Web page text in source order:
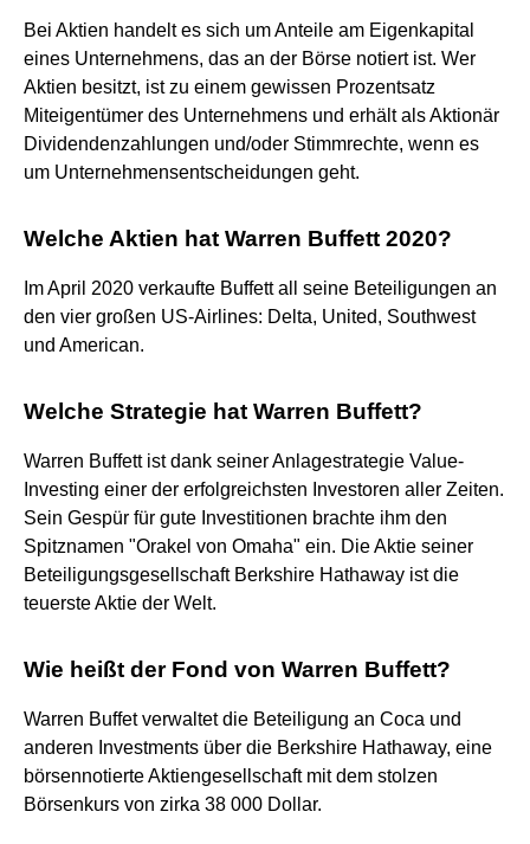
Bei Aktien handelt es sich um Anteile am Eigenkapital
eines Unternehmens, das an der Börse notiert ist. Wer
Aktien besitzt, ist zu einem gewissen Prozentsatz
Miteigentümer des Unternehmens und erhält als Aktionär
Dividendenzahlungen und/oder Stimmrechte, wenn es
um Unternehmensentscheidungen geht.
Welche Aktien hat Warren Buffett 2020?
Im April 2020 verkaufte Buffett all seine Beteiligungen an
den vier großen US-Airlines: Delta, United, Southwest
und American.
Welche Strategie hat Warren Buffett?
Warren Buffett ist dank seiner Anlagestrategie Value-
Investing einer der erfolgreichsten Investoren aller Zeiten.
Sein Gespür für gute Investitionen brachte ihm den
Spitznamen "Orakel von Omaha" ein. Die Aktie seiner
Beteiligungsgesellschaft Berkshire Hathaway ist die
teuerste Aktie der Welt.
Wie heißt der Fond von Warren Buffett?
Warren Buffet verwaltet die Beteiligung an Coca und
anderen Investments über die Berkshire Hathaway, eine
börsennotierte Aktiengesellschaft mit dem stolzen
Börsenkurs von zirka 38 000 Dollar.